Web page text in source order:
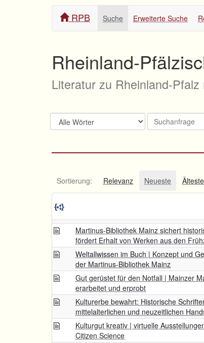
RPB Suche Erweiterte Suche
Rheinland-
Literatur zu Rheinland-
Sortierung: Relevanz Neueste Älteste
Martinus-Bibliothek Mainz sichert
fördert Erhalt von Werken aus den
Weltallwissen im Buch | Konzept und
der Martinus-Bibliothek Mainz
Gut gerüstet für den Notfall | Mainzer
erarbeitet und erprobt
Kulturerbe bewahrt: Historische
mittelalterlichen und neuzeitlichen
Kulturgut kreativ | virtuelle
Citizen Science